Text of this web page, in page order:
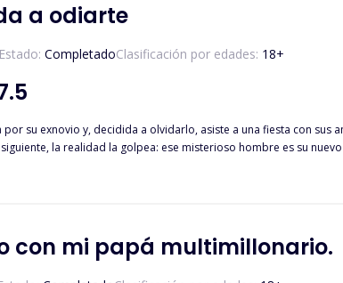
a odiarte
Estado: CompletadoClasificación por edades: 18+
por su exnovio y, decidida a olvidarlo, asiste a una fiesta con
la golpea: ese misterioso hombre es su nuevo profesor. Aunque Maeve intenta alejarse, él no está dispuesto a dejarla
para reclamarla, decidido a entrenarla y convertirla en su sucesora. Entre el deber y el deseo, ambos quedan atrapados
con mi papá multimillonario.